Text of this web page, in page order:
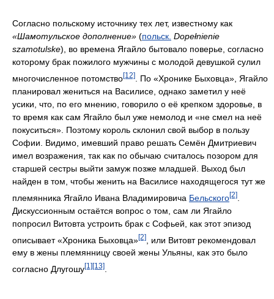
Согласно польскому источнику тех лет, известному как
«Шамотульское дополнение» (польск. Dopełnienie
szamotulske), во времена Ягайло бытовало поверье, согласно
которому брак пожилого мужчины с молодой девушкой сулил
многочисленное потомство[12]
. По «Хронике Быховца», Ягайло
планировал жениться на Василисе, однако заметил у неё
усики, что, по его мнению, говорило о её крепком здоровье, в
то время как сам Ягайло был уже немолод и «не смел на неё
покуситься». Поэтому король склонил свой выбор в пользу
Софии. Видимо, имевший право решать Семён Дмитриевич
имел возражения, так как по обычаю считалось позором для
старшей сестры выйти замуж позже младшей. Выход был
найден в том, чтобы женить на Василисе находящегося тут же
племянника Ягайло Ивана Владимировича Бельского[2]
Дискуссионным остаётся вопрос о том, сам ли Ягайло
попросил Витовта устроить брак с Софьей, как этот эпизод
описывает «Хроника Быховца»[2]
, или Витовт рекомендовал
ему в жены племянницу своей жены Ульяны, как это было
согласно Длугошу[1] [13]